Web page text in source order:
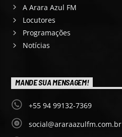
A Arara Azul FM
Locutores
Programações
Notícias
MANDE SUA MENSAGEM!
+55 94 99132-7369
social@araraazulfm.com.br